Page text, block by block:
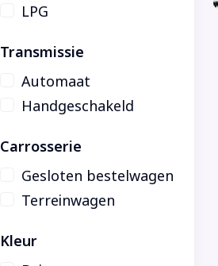
LPG
Transmissie
Automaat
Handgeschakeld
Carrosserie
Gesloten bestelwagen
Terreinwagen
Kleur